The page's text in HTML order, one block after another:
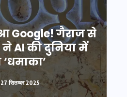
Google! गैराज से
AI की दुनिया में
27 सितम्बर 2025